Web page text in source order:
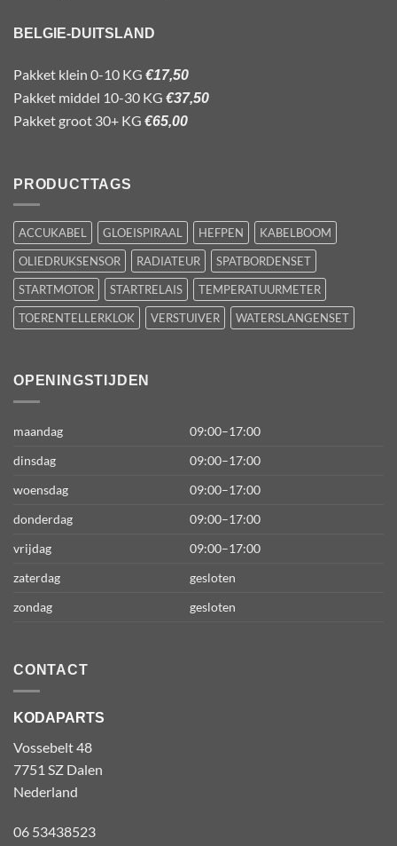
BELGIE-DUITSLAND
Pakket klein 0-10 KG €17,50
Pakket middel 10-30 KG €37,50
Pakket groot 30+ KG €65,00
PRODUCTTAGS
ACCUKABEL GLOEISPIRAAL HEFPEN
KABELBOOM
OLIEDRUKSENSOR
RADIATEUR
SPATBORDENSET
STARTMOTOR
STARTRELAIS
TEMPERATUURMETER
TOERENTELLERKLOK
VERSTUIVER WATERSLANGENSET
OPENINGSTIJDEN
maandag
09:00–17:00
dinsdag
09:00–17:00
woensdag
09:00–17:00
donderdag
09:00–17:00
vrijdag
09:00–17:00
zaterdag
gesloten
zondag
gesloten
CONTACT
KODAPARTS
Vossebelt 48
7751 SZ Dalen
Nederland
06 53438523